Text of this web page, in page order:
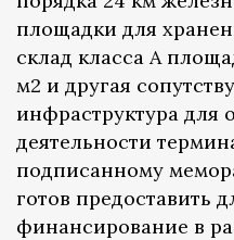
площадки для
склад класса А
м2 и другая
инфраструктура для
деятельности
подписанному
готов предоставить
финансирование в